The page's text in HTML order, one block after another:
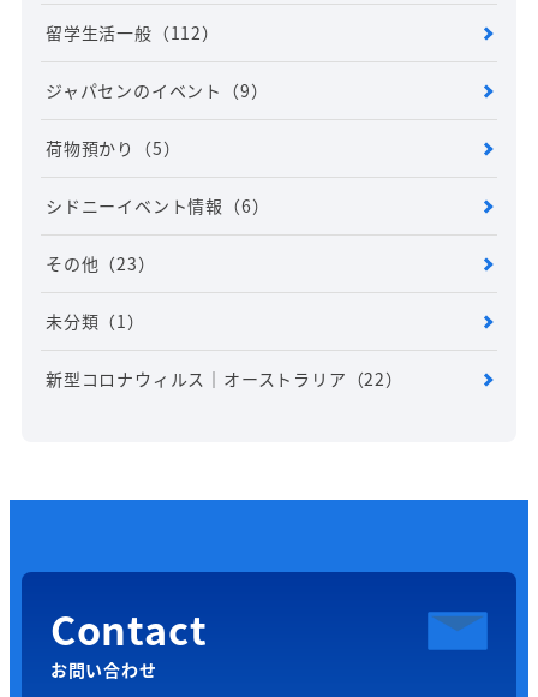
留学生活一般 （112）
ジャパセンのイベント （9）
荷物預かり （5）
シドニーイベント情報 （6）
その他 （23）
未分類 （1）
新型コロナウィルス｜オーストラリア （22）
Contact
お問い合わせ